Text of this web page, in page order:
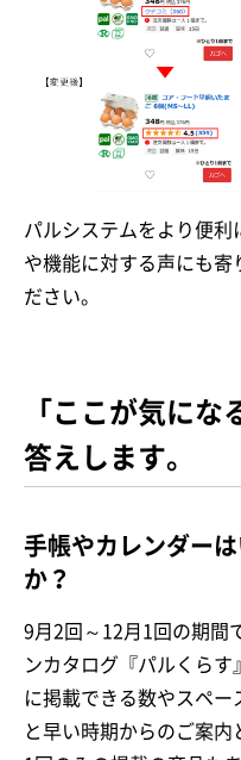
パルシステムをより便利
や機能に対する声にも寄
ださい。
「ここが気にな
答えします。
手帳やカレンダー
か？
9月2回～12月1回の期間
ンカタログ『パルくら
に掲載できる数やスペー
と早い時期からのご案内